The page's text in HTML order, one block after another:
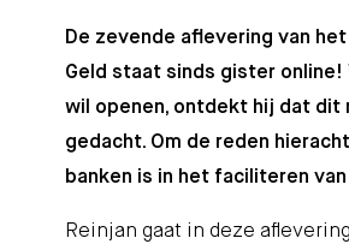
De zevende aflevering van
Geld staat sinds gister online!
wil openen, ontdekt hij dat dit
gedacht. Om de reden
banken is in het faciliteren
Reinjan gaat in deze